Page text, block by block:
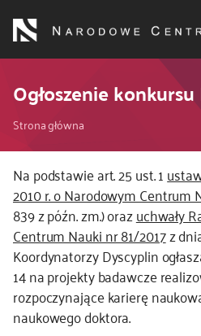
treści
o NCN
dla wnioskodawców
dla realizujących projekty
dla ekspertów
efekty NCN
współpraca międzynarodowa
Ogłoszenie
Ścieżka
nawigacyjna
Strona główna
Na podstawie art. 25 ust. 1
2010 r. o Narodowym Centrum
839 z późn. zm.) orazuchwały
Centrum Nauki nr 81/2017z
Koordynatorzy Dyscyplin
14 na projekty badawcze
rozpoczynające karierę
naukowego doktora.